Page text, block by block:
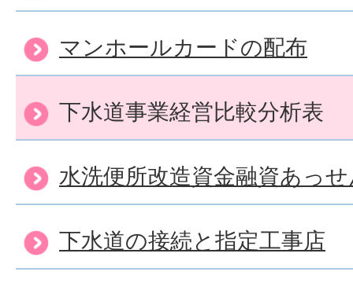
マンホールカードの配布
下水道事業経営比較分析表
水洗便所改造資金融資あっ
下水道の接続と指定工事店